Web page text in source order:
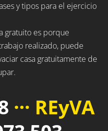
y tipos para el ejercicio
gratuito es porque
realizado, puede
casa gratuitamente de
··· REyVA